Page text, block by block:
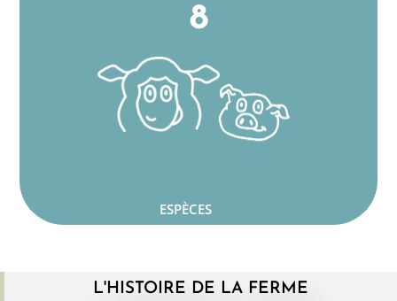
8
ESPÈCES
L'HISTOIRE DE LA FERME